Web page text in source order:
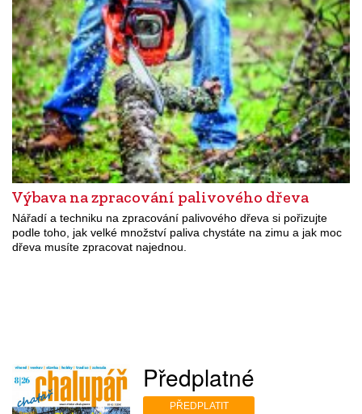
Výbava na zpracování palivového dřeva
Nářadí a techniku na zpracování palivového dřeva si pořizujte
podle toho, jak velké množství paliva chystáte na zimu a jak moc
dřeva musíte zpracovat najednou.
Předplatné
PŘEDPLATIT